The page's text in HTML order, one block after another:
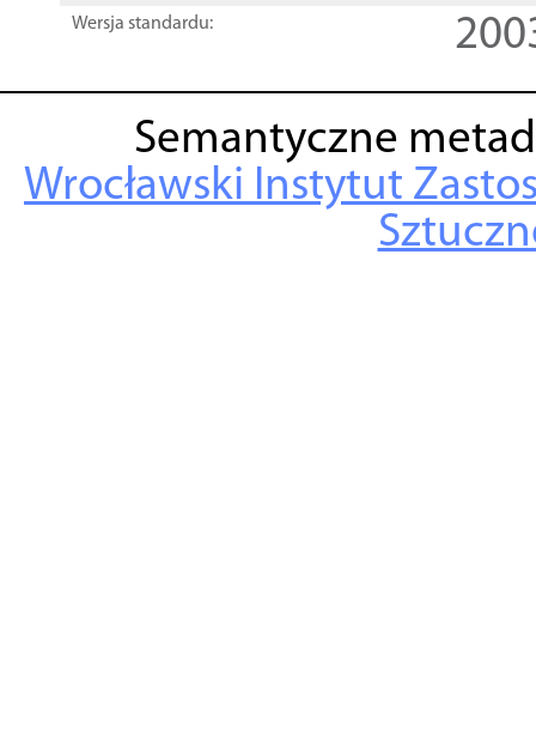
Wersja standardu:
Semantyczne
Wrocławski Instytut